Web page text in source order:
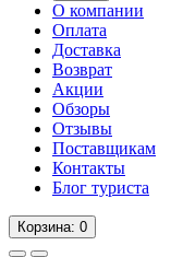
О компании
Оплата
Доставка
Возврат
Акции
Обзоры
Отзывы
Поставщикам
Контакты
Блог туриста
Корзина: 0